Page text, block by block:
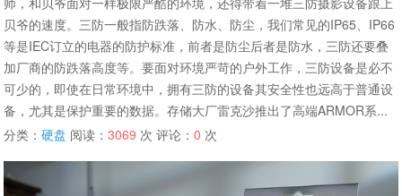
贝爷的速度。三防一般指防跌落、防水、防尘，我们常见的IP65、IP66
等是IEC订立的电器的防护标准，前者是防尘后者是防水，三防还要叠
加厂商的防跌落高度等。要面对环境严苛的户外工作，三防设备是必不
可少的，即使在日常环境中，拥有三防的设备其安全性也远高于普通设
备，尤其是保护重要的数据。存储大厂雷克沙推出了高端ARMOR系...
分类：硬盘 阅读：3069 次 评论：0 次